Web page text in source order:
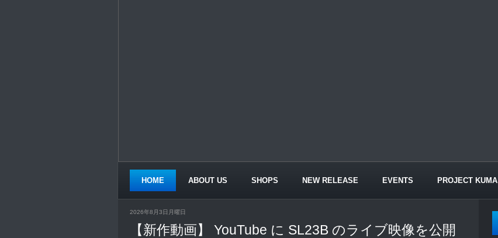
HOME ABOUT US SHOPS NEW RELEASE EVENTS PROJECT KUMA
2026年8月3日月曜日
【新作動画】 YouTube に SL23B のライブ映像を公開